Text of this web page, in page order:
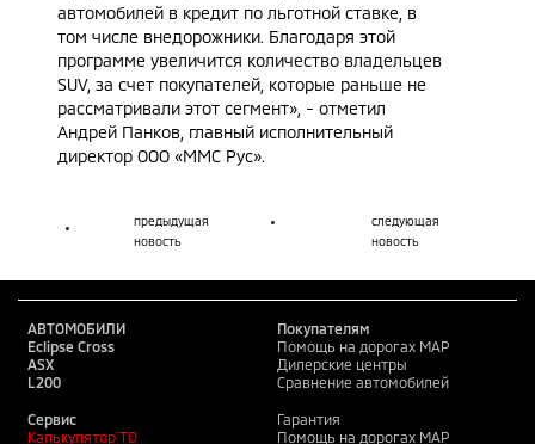
автомобилей в кредит по льготной ставке, в
том числе внедорожники. Благодаря этой
программе увеличится количество владельцев
SUV, за счет покупателей, которые раньше не
рассматривали этот сегмент», - отметил
Андрей Панков, главный исполнительный
директор ООО «ММС Рус».
предыдущая
новость
следующая
новость
АВТОМОБИЛИ
Eclipse Cross
ASX
L200
Покупателям
Помощь на дорогах MAP
Дилерские центры
Сравнение автомобилей
Сервис
Калькулятор ТО
Гарантия
Помощь на дорогах MAP